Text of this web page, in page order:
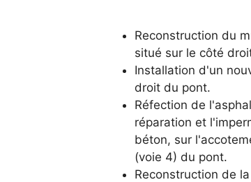
Reconstruction du
situé sur le côté
Installation d'un
droit du pont.
Réfection de
réparation et
béton, sur
(voie 4) du pont.
Reconstruction de